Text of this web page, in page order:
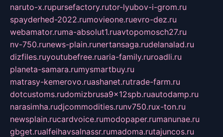
naruto-x.rupursefactory.rutor-lyubov-i-grom.ru
spayderhed-2022.rumovieone.ruevro-dez.ru
webamator.ruma-absolut1.ruavtopomosch27.ru
nv-750.runews-plain.runertansaga.rudelanalad.ru
dizfiles.ruyoutubefree.ruaria-family.ruroadli.ru
planeta-samara.rumysmartbuy.ru
matrasy-kemerovo.ruashanet.rutrade-farm.ru
dotcustoms.rudomizbrusa9x12spb.ruautodamp.ru
narasimha.rudjcommodities.runv750.rux-ton.ru
newsplain.rucardvoice.rumodopaper.rumanunae.ru
gbget.rualfeihavsalnassr.rumadoma.rutajuncos.ru